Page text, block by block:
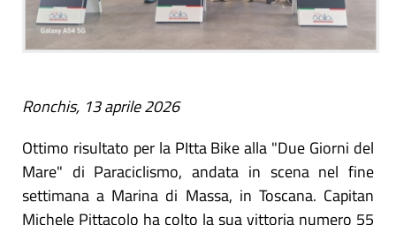
Ronchis, 13 aprile 2026
Ottimo risultato per la PItta Bike alla "Due Giorni del
Mare" di Paraciclismo, andata in scena nel fine
settimana a Marina di Massa, in Toscana. Capitan
Michele Pittacolo ha colto la sua vittoria numero 55